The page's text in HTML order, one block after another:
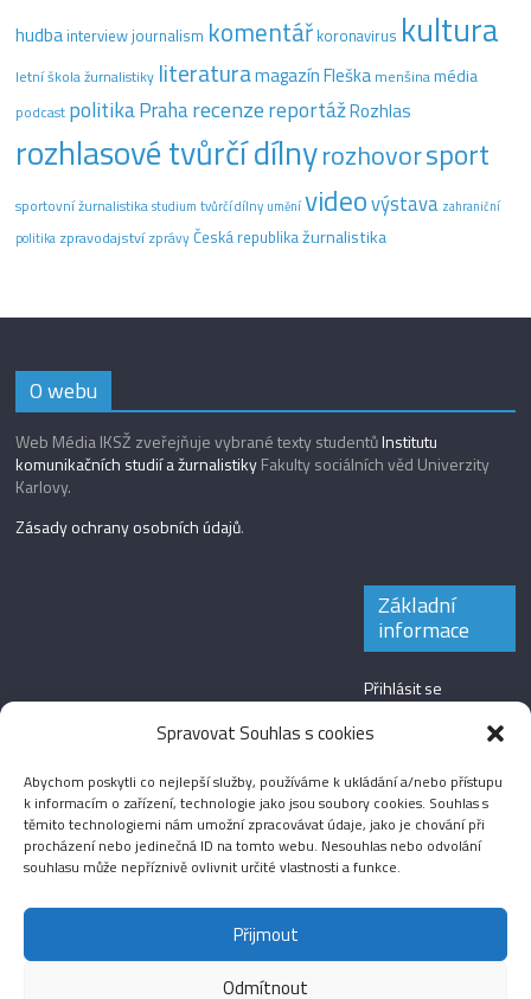
Spravovat Souhlas s cookies
Abychom poskytli co nejlepší služby, používáme k ukládání a/nebo přístupu
k informacím o zařízení, technologie jako jsou soubory cookies. Souhlas s
těmito technologiemi nám umožní zpracovávat údaje, jako je chování při
procházení nebo jedinečná ID na tomto webu. Nesouhlas nebo odvolání
souhlasu může nepříznivě ovlivnit určité vlastnosti a funkce.
Přijmout
Odmítnout
hudba interview journalism komentář koronavirus kultura
letní škola žurnalistiky literaturamagazín Fleška menšinamédia
podcast politikaPraharecenzereportážRozhlas
rozhlasové tvůrčí dílnyrozhovorsport
sportovní žurnalistika studium tvůrčí dílny uměnívideovýstava zahraniční
politika zpravodajstvízprávyČeská republikažurnalistika
O webu
Web Média IKSŽ zveřejňuje vybrané texty studentůInstitutu
komunikačních studií a žurnalistikyFakulty sociálních věd Univerzity
Karlovy.
Zásady ochrany osobních údajů.
Základní
informace
Přihlásit se
Zdroj kanálů
Kanál komentářů
Česká lokalizace
Fotografie Audio